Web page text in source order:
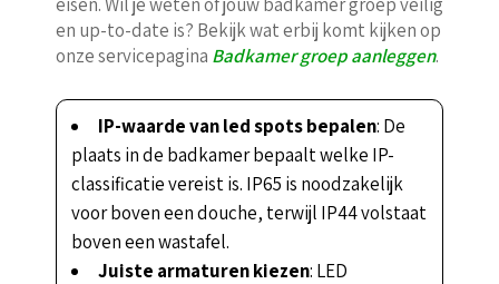
eisen. Wil je weten of jouw badkamer groep veilig
en up-to-date is? Bekijk wat erbij komt kijken op
onze servicepagina Badkamer groep aanleggen.
IP-waarde van led spots bepalen: De
plaats in de badkamer bepaalt welke IP-
classificatie vereist is. IP65 is noodzakelijk
voor boven een douche, terwijl IP44 volstaat
boven een wastafel.
Juiste armaturen kiezen: LED